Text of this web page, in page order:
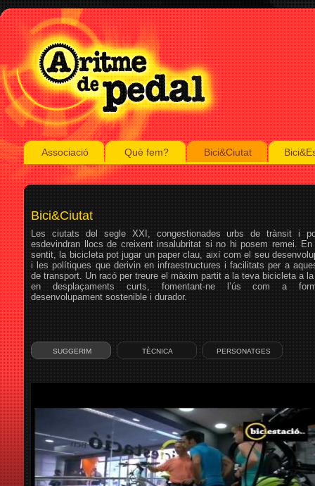
Associació Què fem? Bici&Ciutat
Bici&Ciutat
Les ciutats del segle XXI, congestionades urbs de trànsit i
esdevindran llocs de creixent insalubritat si no hi posem remei. En
sentit, la bicicleta pot jugar un paper clau, així com el seu
i les polítiques que derivin en infraestructures i facilitats per a
de transport. Un racó per treure el màxim partit a la teva bicicleta a
en desplaçaments curts, fomentant-ne l’ús com a
desenvolupament sostenible i durador.
SUGGERIM TÈCNICA PERSONATGES